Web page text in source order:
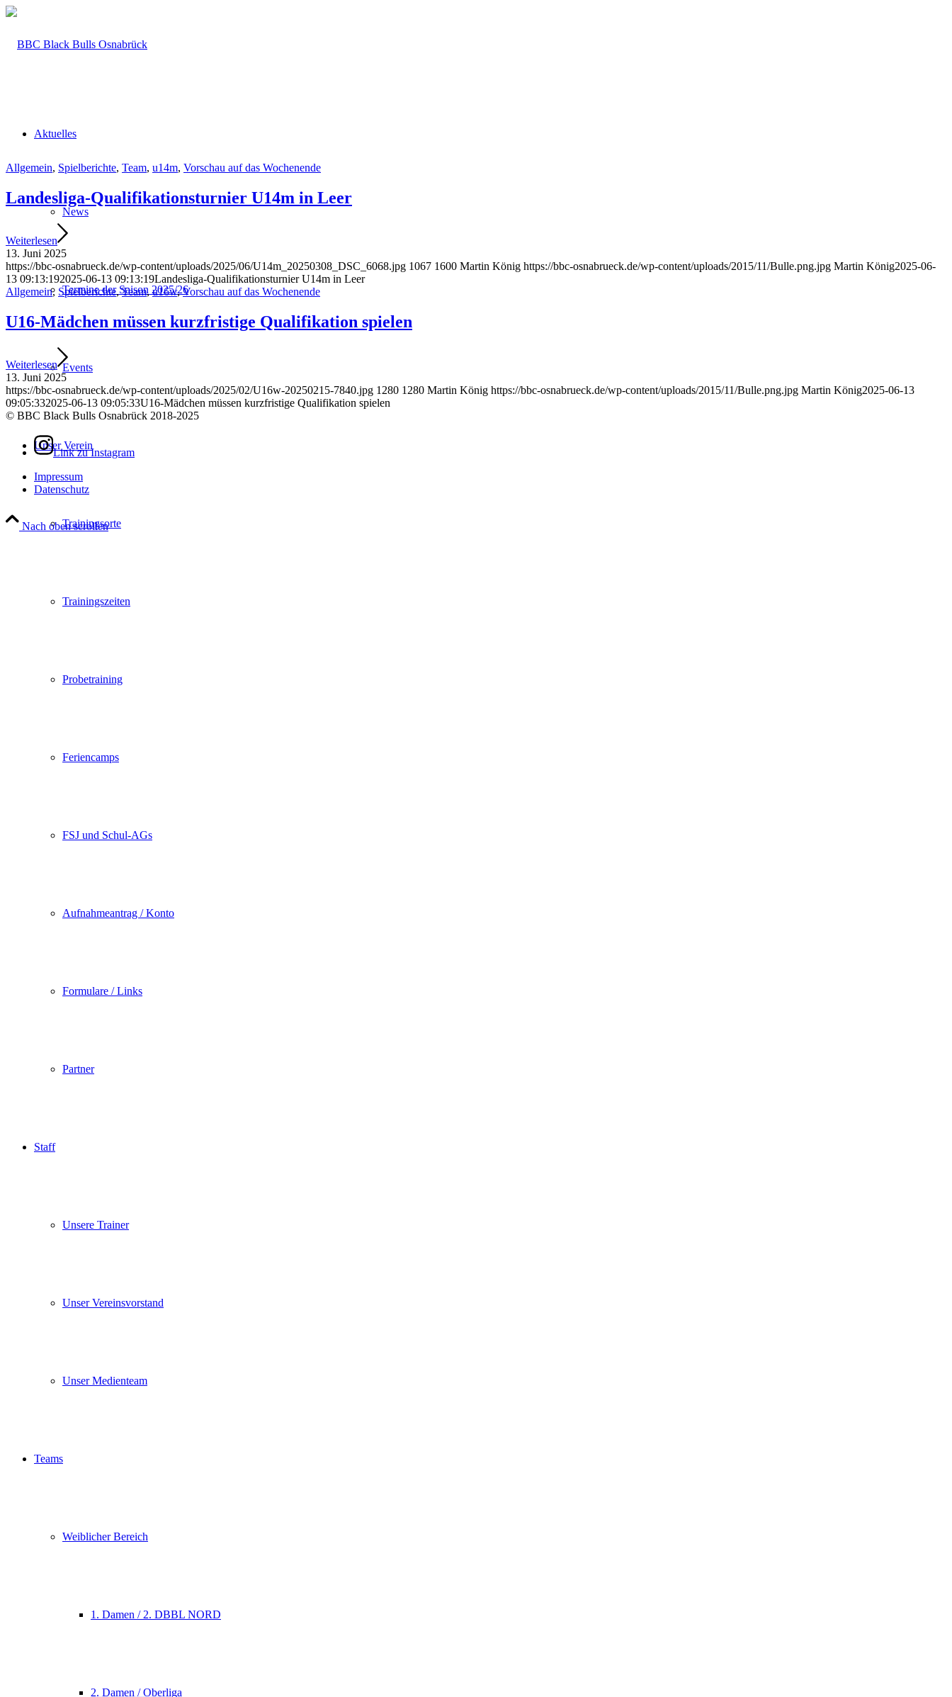
Aktuelles
News
Termine der Saison 2025/26
Events
Unser Verein
Trainingsorte
Trainingszeiten
Probetraining
Feriencamps
FSJ und Schul-AGs
Aufnahmeantrag / Konto
Formulare / Links
Partner
Staff
Unsere Trainer
Unser Vereinsvorstand
Unser Medienteam
Teams
Weiblicher Bereich
1. Damen / 2. DBBL NORD
2. Damen / Oberliga
Allgemein, Spielberichte, Team, u14m, Vorschau auf das Wochenende
Landesliga-Qualifikationsturnier U14m in Leer
Weiterlesen
13. Juni 2025
https://bbc-osnabrueck.de/wp-content/uploads/2025/06/U14m_20250308_DSC_6068.jpg 1067 1600 Martin König https://bbc-osnabrueck.de/wp-content/uploads/2015/11/Bulle.png.jpg Martin König2025-06-
13 09:13:192025-06-13 09:13:19Landesliga-Qualifikationsturnier U14m in Leer
Allgemein, Spielberichte,Team,u16w,Vorschau auf das Wochenende
U16-Mädchen müssen kurzfristige Qualifikation spielen
Weiterlesen
13. Juni 2025
https://bbc-osnabrueck.de/wp-content/uploads/2025/02/U16w-20250215-7840.jpg 1280 1280 Martin König https://bbc-osnabrueck.de/wp-content/uploads/2015/11/Bulle.png.jpg Martin König2025-06-13
09:05:332025-06-13 09:05:33U16-Mädchen müssen kurzfristige Qualifikation spielen
© BBC Black Bulls Osnabrück 2018-2025
Link zu Instagram
Impressum
Datenschutz
Nach oben scrollen